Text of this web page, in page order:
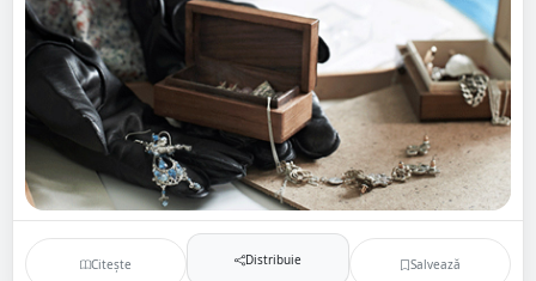
Citește Distribuie Salvează